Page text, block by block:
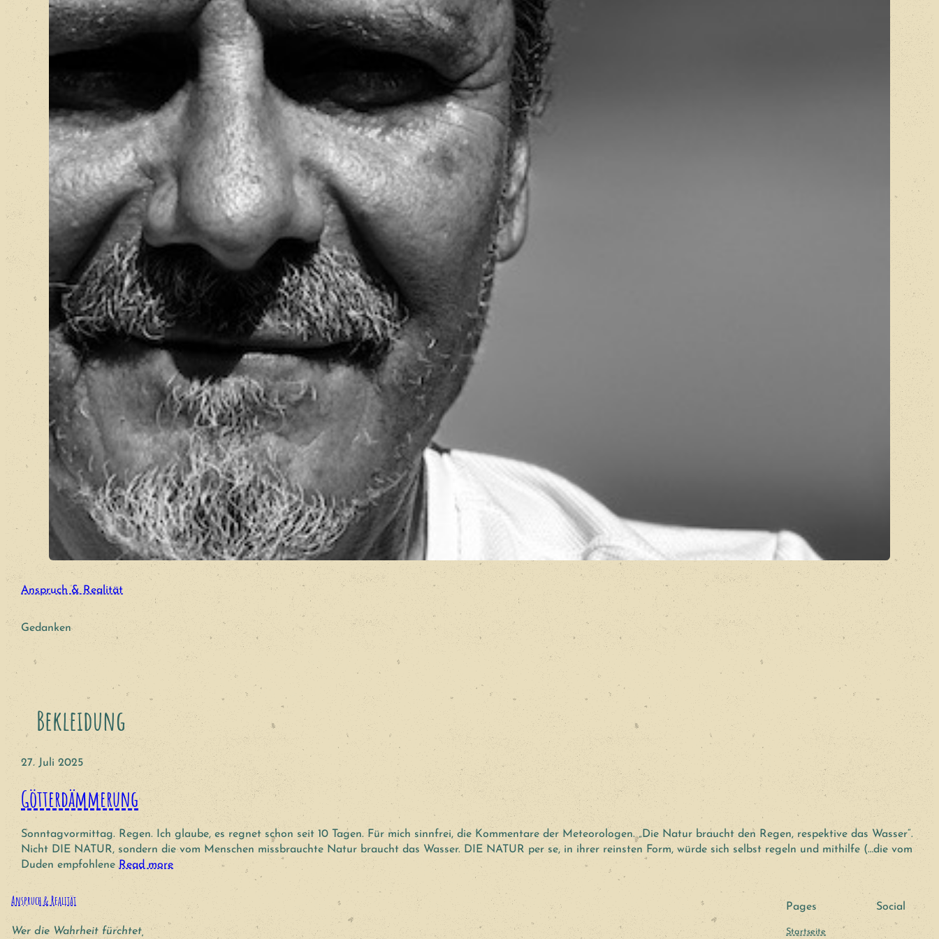
Anspruch & Realität
Gedanken
Bekleidung
27. Juli 2025
Götterdämmerung
Sonntagvormittag. Regen. Ich glaube, es regnet schon seit 10 Tagen. Für mich sinnfrei, die Kommentare der Meteorologen. „Die Natur braucht den Regen, respektive das Wasser“.
Nicht DIE NATUR, sondern die vom Menschen missbrauchte Natur braucht das Wasser. DIE NATUR per se, in ihrer reinsten Form, würde sich selbst regeln und mithilfe (…die vom
Duden empfohleneRead more
Anspruch & Realität
Wer die Wahrheit fürchtet,
Pages
Startseite
Social